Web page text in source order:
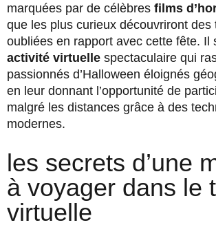
marquées par de célèbres films
que les plus curieux découvriront des
oubliées en rapport avec cette fête. Il
activité virtuelle spectaculaire qui
passionnés d’Halloween éloignés
en leur donnant l’opportunité de
malgré les distances grâce à des
modernes.
les secrets d’une
à voyager dans le
virtuelle